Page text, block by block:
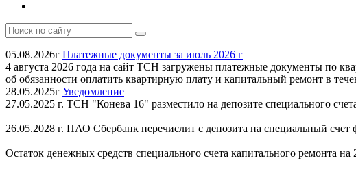
05.08.2026г Платежные документы за июль 2026 г
4 августа 2026 года на сайт ТСН загружены платежные документы по
об обязанности оплатить квартирную плату и капитальный ремонт в
28.05.2025г Уведомление
27.05.2025 г. ТСН "Конева 16" разместило на депозите специального
26.05.2028 г. ПАО Сбербанк перечислит с депозита на специальный счет
Остаток денежных средств специального счета капитального ремонта